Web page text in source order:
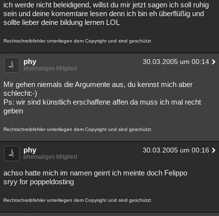
ich werde nicht beleidigend, willst du mir jetzt sagen ich soll ruhig
sein und deine komemtare lesen denn ich bin eh überflüßig und
sollte lieber deine bildung lernen LOL
Rechtschreibfehler unterliegen dem Copyright und sind geschützt
phy 30.03.2005 um 00:14
ehemaliges Mitglied
Mir gehen niemals die Argumente aus, du kennst mich aber
schlecht:-)
Ps: wir sind künstlich erschaffene affen da muss ich mal recht
geben
Rechtschreibfehler unterliegen dem Copyright und sind geschützt
phy 30.03.2005 um 00:16
ehemaliges Mitglied
achso hatte mich im namen geirrt ich meinte doch Felippo
sryy for poppeldosting
Rechtschreibfehler unterliegen dem Copyright und sind geschützt